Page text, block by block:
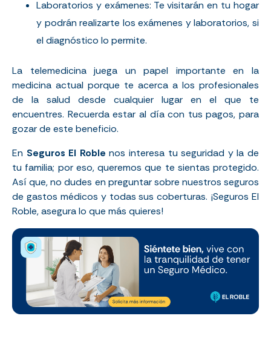
Laboratorios y exámenes: Te visitarán en tu hogar
y podrán realizarte los exámenes y laboratorios, si
el diagnóstico lo permite.
La telemedicina juega un papel importante en la
medicina actual porque te acerca a los profesionales
de la salud desde cualquier lugar en el que te
encuentres. Recuerda estar al día con tus pagos, para
gozar de este beneficio.
En Seguros El Roble nos interesa tu seguridad y la de
tu familia; por eso, queremos que te sientas protegido.
Así que, no dudes en preguntar sobre nuestros seguros
de gastos médicos y todas sus coberturas. ¡Seguros El
Roble, asegura lo que más quieres!